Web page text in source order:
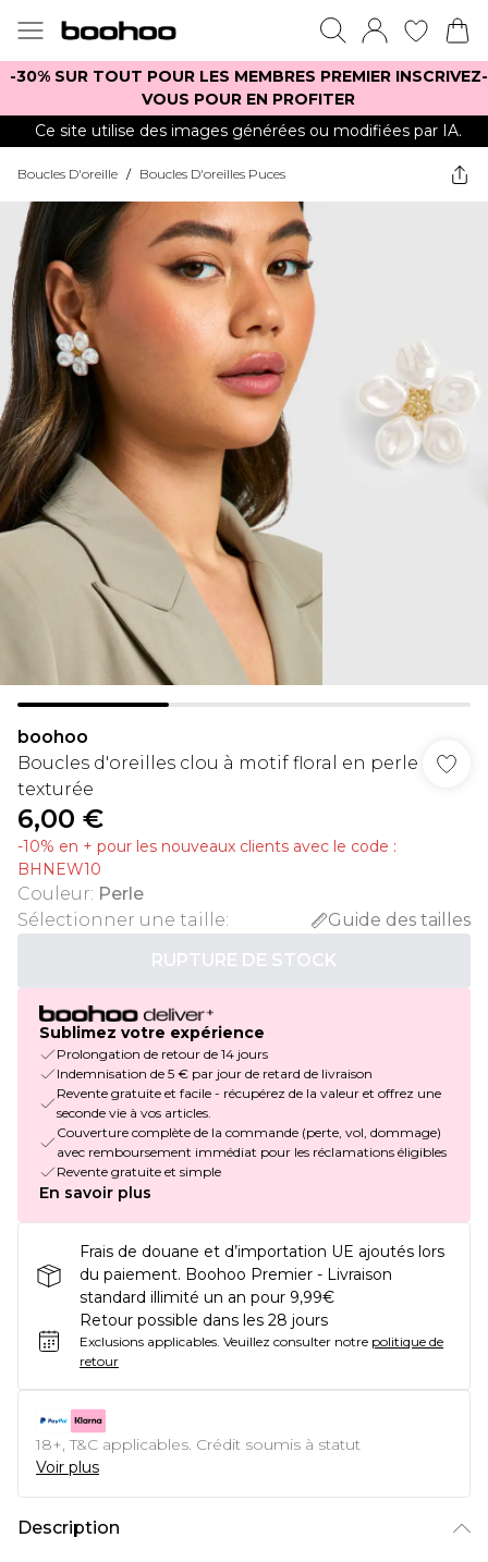
-30% SUR TOUT POUR LES MEMBRES PREMIER INSCRIVEZ-
VOUS POUR EN PROFITER
Ce site utilise des images générées ou modifiées par IA.
Boucles D'oreille / Boucles D'oreilles Puces
boohoo
Boucles d'oreilles clou à motif floral en perle
texturée
6,00 €
-10% en + pour les nouveaux clients avec le code :
BHNEW10
Couleur: Perle
Sélectionner une taille:
Guide des tailles
RUPTURE DE STOCK
Sublimez votre expérience
Prolongation de retour de 14 jours
Indemnisation de 5 € par jour de retard de livraison
Revente gratuite et facile - récupérez de la valeur et offrez une
seconde vie à vos articles.
Couverture complète de la commande (perte, vol, dommage)
avec remboursement immédiat pour les réclamations éligibles
Revente gratuite et simple
En savoir plus
Frais de douane et d’importation UE ajoutés lors
du paiement. Boohoo Premier - Livraison
standard illimité un an pour 9,99€
Retour possible dans les 28 jours
Exclusions applicables. Veuillez consulter notre politique de
retour
18+, T&C applicables. Crédit soumis à statut
Voir plus
Description